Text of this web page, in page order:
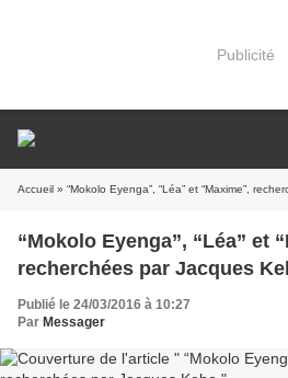
Publicité
Accueil » “Mokolo Eyenga”, “Léa” et “Maxime”,
“Mokolo Eyenga”, “Léa” et
recherchées par Jacques
Publié le 24/03/2016 à 10:27
Par Messager